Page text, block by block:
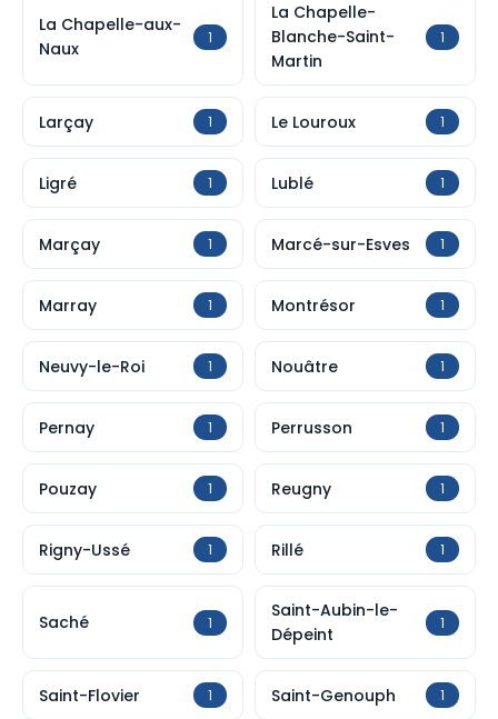
La Chapelle-aux-
Naux
1
La Chapelle-
Blanche-Saint-
Martin
1
Larçay 1 Le Louroux 1
Ligré 1 Lublé 1
Marçay 1 Marcé-sur-Esves 1
Marray 1 Montrésor 1
Neuvy-le-Roi 1 Nouâtre 1
Pernay 1 Perrusson 1
Pouzay 1 Reugny 1
Rigny-Ussé 1 Rillé 1
Saché 1
Saint-Aubin-le-
Dépeint
1
Saint-Flovier 1 Saint-Genouph 1